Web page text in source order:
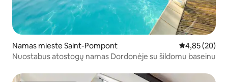
Namas mieste Saint-Pompont Vidutinis
4,85 (20)
Nuostabus atostogų namas Dordonėje su šildomu baseinu